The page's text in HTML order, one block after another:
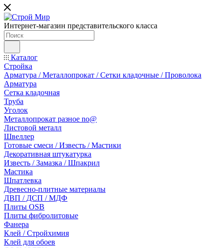
Интернет-магазин представительского класса
Каталог
Стройка
Арматура / Металлопрокат / Сетки кладочные / Проволока
Арматура
Сетка кладочная
Труба
Уголок
Металлопрокат разное no@
Листовой металл
Швеллер
Готовые смеси / Известь / Мастики
Декоративная штукатурка
Известь / Замазка / Шпакрил
Мастика
Шпатлевка
Древесно-плитные материалы
ДВП / ДСП / МДФ
Плиты OSB
Плиты фибролитовые
Фанера
Клей / Стройхимия
Клей для обоев